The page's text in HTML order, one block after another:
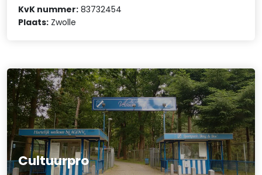
KvK nummer: 83732454
Plaats: Zwolle
Cultuurpro